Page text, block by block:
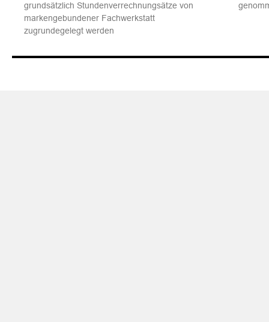
grundsätzlich Stundenverrechnungsätze von
markengebundener Fachwerkstatt
zugrundegelegt werden